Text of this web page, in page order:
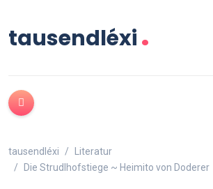
tausendléxi.
tausendléxi
Literatur
Die Strudlhofstiege ~ Heimito von Doderer